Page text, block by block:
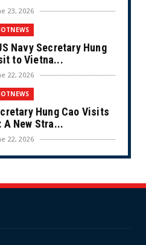
23, 2026
Navy Secretary Hung
to Vietna...
22, 2026
Hung Cao Visits
A New Stra...
22, 2026
Re-enacts...